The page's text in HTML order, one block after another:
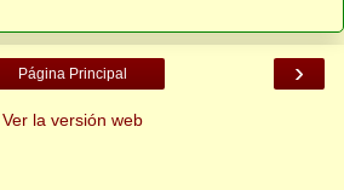
›
Página Principal
Ver la versión web